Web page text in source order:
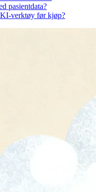
pasientdata?
KI-verktøy før kjøp?